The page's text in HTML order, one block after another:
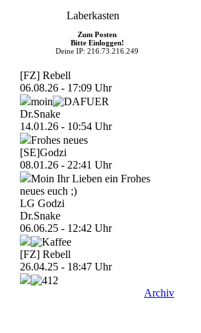
Laberkasten
Zum Posten
Bitte Einloggen!
Deine IP: 216.73.216.249
[FZ] Rebell
06.08.26 - 17:09 Uhr
moin
Dr.Snake
14.01.26 - 10:54 Uhr
Frohes neues
[SE]Godzi
08.01.26 - 22:41 Uhr
Moin Ihr Lieben ein Frohes
neues euch ;)
LG Godzi
Dr.Snake
06.06.25 - 12:42 Uhr
[FZ] Rebell
26.04.25 - 18:47 Uhr
Archiv